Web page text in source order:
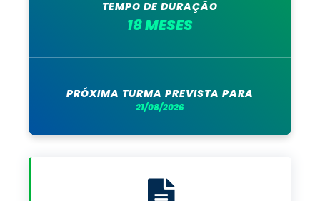
TEMPO DE DURAÇÃO
18 MESES
PRÓXIMA TURMA PREVISTA PARA
21/08/2026